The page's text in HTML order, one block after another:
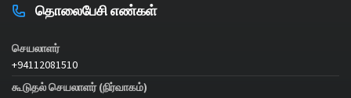
தொலைபேசி எண்கள்
செயலாளர்
+94112081510
கூடுதல் செயலாளர் (நிர்வாகம்)